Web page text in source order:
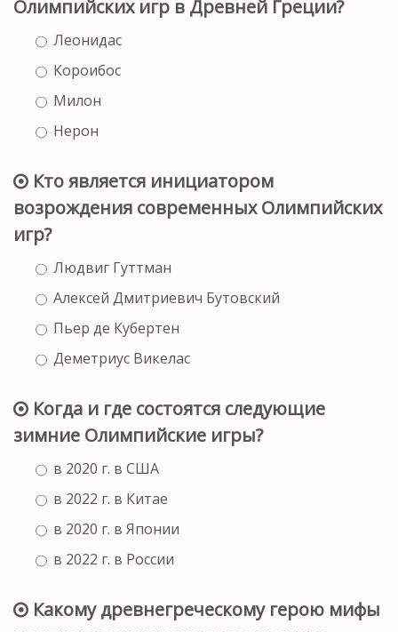
Олимпийских игр в Древней Греции?
Леонидас
Короибос
Милон
Нерон
Кто является инициатором
возрождения современных Олимпийских
игр?
Людвиг Гуттман
Алексей Дмитриевич Бутовский
Пьер де Кубертен
Деметриус Викелас
Когда и где состоятся следующие
зимние Олимпийские игры?
в 2020 г. в США
в 2022 г. в Китае
в 2020 г. в Японии
в 2022 г. в России
Какому древнегреческому герою мифы